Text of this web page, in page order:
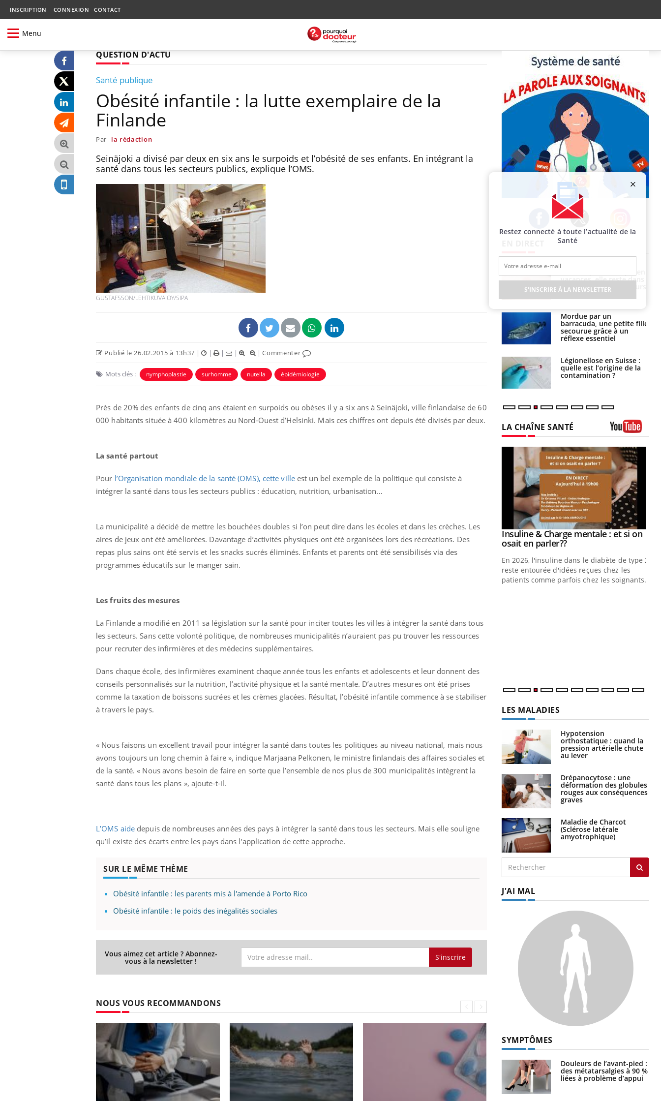
INSCRIPTION CONNEXION CONTACT
Menu
QUESTION D'ACTU
Santé publique
Obésité infantile : la lutte exemplaire de la
Finlande
Par la rédaction
Seinäjoki a divisé par deux en six ans le surpoids et l’obésité de ses enfants. En intégrant la
santé dans tous les secteurs publics, explique l’OMS.
GUSTAFSSON/LEHTIKUVA OY/SIPA
Publié le 26.02.2015 à 13h37 | | | | |Commenter
Mots clés : nymphoplastie surhomme nutella épidémiologie
Près de 20% des enfants de cinq ans étaient en surpoids ou obèses il y a six ans à Seinäjoki, ville finlandaise de 60
000 habitants située à 400 kilomètres au Nord-Ouest d’Helsinki. Mais ces chiffres ont depuis été divisés par deux.
La santé partout
Pour l’Organisation mondiale de la santé (OMS), cette ville est un bel exemple de la politique qui consiste à
intégrer la santé dans tous les secteurs publics : éducation, nutrition, urbanisation…
La municipalité a décidé de mettre les bouchées doubles si l’on peut dire dans les écoles et dans les crèches. Les
aires de jeux ont été améliorées. Davantage d’activités physiques ont été organisées lors des récréations. Des
repas plus sains ont été servis et les snacks sucrés éliminés. Enfants et parents ont été sensibilisés via des
programmes éducatifs sur le manger sain.
Les fruits des mesures
La Finlande a modifié en 2011 sa législation sur la santé pour inciter toutes les villes à intégrer la santé dans tous
les secteurs. Sans cette volonté politique, de nombreuses municipalités n’auraient pas pu trouver les ressources
pour recruter des infirmières et des médecins supplémentaires.
Dans chaque école, des infirmières examinent chaque année tous les enfants et adolescents et leur donnent des
conseils personnalisés sur la nutrition, l’activité physique et la santé mentale. D’autres mesures ont été prises
comme la taxation de boissons sucrées et les crèmes glacées. Résultat, l’obésité infantile commence à se stabiliser
à travers le pays.
« Nous faisons un excellent travail pour intégrer la santé dans toutes les politiques au niveau national, mais nous
avons toujours un long chemin à faire », indique Marjaana Pelkonen, le ministre finlandais des affaires sociales et
de la santé. « Nous avons besoin de faire en sorte que l’ensemble de nos plus de 300 municipalités intègrent la
santé dans tous les plans », ajoute-t-il.
L’OMS aide depuis de nombreuses années des pays à intégrer la santé dans tous les secteurs. Mais elle souligne
qu’il existe des écarts entre les pays dans l’application de cette approche.
SUR LE MÊME THÈME
Obésité infantile : les parents mis à l'amende à Porto Rico
Obésité infantile : le poids des inégalités sociales
Vous aimez cet article ? Abonnez-
vous à la newsletter ! S'inscrire
NOUS VOUS RECOMMANDONS
Facebook Twitter Instagram
Fortes chaleurs :
pourquoi le risque de
noyade grimpe-t-il ?
Le Viagra pourrait-il
freiner la propagation du
cancer ?
vacances, elle reste dans
le coma pendant 42 jours
Mordue par un
barracuda, une petite fille
secourue grâce à un
réflexe essentiel
Légionellose en Suisse :
quelle est l’origine de la
contamination ?
LA CHAÎNE SANTÉ
Eczéma Chronique des Mains :
expliquer ma maladieYoutube
Il y a des sujets qui sont faciles à aborder...
d'autres non ! D'un côté, poser des
Carence en fer : comprendre pour
prévenirYoutube
Youtube
Insuline & Charge mentale : et si on
osait en parler??Youtube
En 2026, l'insuline dans le diabète de type 2
reste entourée d'idées reçues chez les
patients comme parfois chez les soignants.
LES MALADIES
Hypotension
orthostatique : quand la
pression artérielle chute
au lever
Drépanocytose : une
déformation des globules
rouges aux conséquences
graves
Maladie de Charcot
(Sclérose latérale
amyotrophique)
J'AI MAL
SYMPTÔMES
Douleurs de l’avant-pied :
des métatarsalgies à 90 %
liées à problème d’appui
Restez connecté à toute l’actualité de la
Santé
S'INSCRIRE À LA NEWSLETTER